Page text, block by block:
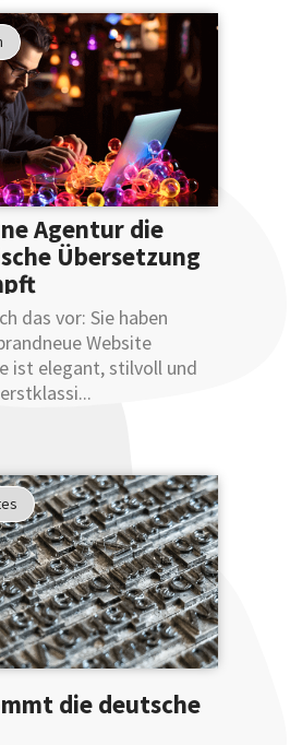
Agentur die
Übersetzung
das vor: Sie haben
Website
ist elegant, stilvoll und
die deutsche
Studien
haben
gezeigt
...
Sie Ihre
bereits
einer
sprachlichen
Glauben
Sie uns
nicht?
Testen
Sie uns.
30 000 Leser
sich nicht irren.